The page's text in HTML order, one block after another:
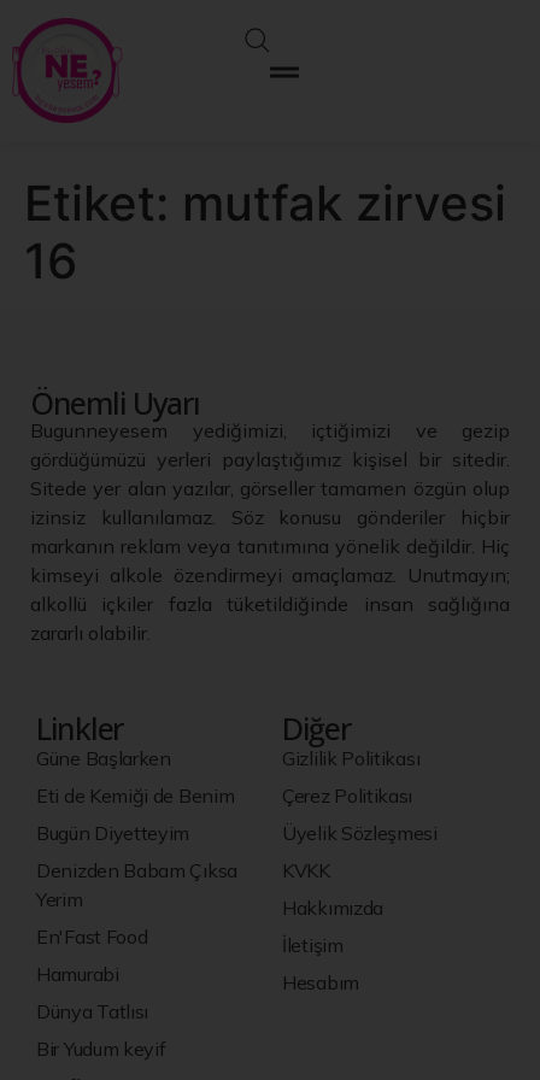
Etiket: mutfak zirvesi
16
Önemli Uyarı
Bugunneyesem yediğimizi, içtiğimizi ve gezip
gördüğümüzü yerleri paylaştığımız kişisel bir sitedir.
Sitede yer alan yazılar, görseller tamamen özgün olup
izinsiz kullanılamaz. Söz konusu gönderiler hiçbir
markanın reklam veya tanıtımına yönelik değildir. Hiç
kimseyi alkole özendirmeyi amaçlamaz. Unutmayın;
alkollü içkiler fazla tüketildiğinde insan sağlığına
zararlı olabilir.
Linkler
Güne Başlarken
Eti de Kemiği de Benim
Bugün Diyetteyim
Denizden Babam Çıksa
Yerim
En'Fast Food
Hamurabi
Dünya Tatlısı
Bir Yudum keyif
Diğer
Gizlilik Politikası
Çerez Politikası
Üyelik Sözleşmesi
KVKK
Hakkımızda
İletişim
Hesabım